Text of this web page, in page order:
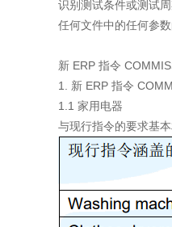
识别测试条件或测试
任何文件中的任何参
新 ERP 指令
1. 新 ERP 指令
1.1 家用电器
与现行指令的要求基